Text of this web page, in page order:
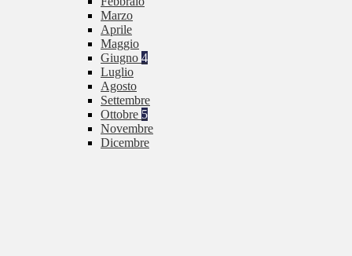
Marzo
Aprile
Maggio
Giugno 4
Luglio
Agosto
Settembre
Ottobre 5
Novembre
Dicembre